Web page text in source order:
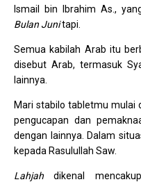
Ismail bin Ibrahim As.,
Bulan Junitapi.
Semua kabilah Arab itu
disebut Arab, termasuk
lainnya.
Mari stabilo tabletmu mulai
pengucapan dan
dengan lainnya. Dalam
kepada Rasulullah Saw.
Lahjah dikenal